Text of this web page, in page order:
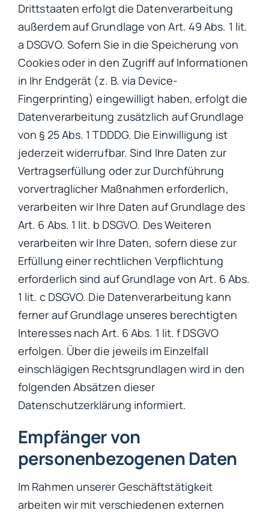
Drittstaaten erfolgt die Datenverarbeitung
außerdem auf Grundlage von Art. 49 Abs. 1 lit.
a DSGVO. Sofern Sie in die Speicherung von
Cookies oder in den Zugriff auf Informationen
in Ihr Endgerät (z. B. via Device-
Fingerprinting) eingewilligt haben, erfolgt die
Datenverarbeitung zusätzlich auf Grundlage
von § 25 Abs. 1 TDDDG. Die Einwilligung ist
jederzeit widerrufbar. Sind Ihre Daten zur
Vertragserfüllung oder zur Durchführung
vorvertraglicher Maßnahmen erforderlich,
verarbeiten wir Ihre Daten auf Grundlage des
Art. 6 Abs. 1 lit. b DSGVO. Des Weiteren
verarbeiten wir Ihre Daten, sofern diese zur
Erfüllung einer rechtlichen Verpflichtung
erforderlich sind auf Grundlage von Art. 6 Abs.
1 lit. c DSGVO. Die Datenverarbeitung kann
ferner auf Grundlage unseres berechtigten
Interesses nach Art. 6 Abs. 1 lit. f DSGVO
erfolgen. Über die jeweils im Einzelfall
einschlägigen Rechtsgrundlagen wird in den
folgenden Absätzen dieser
Datenschutzerklärung informiert.
Empfänger von
personenbezogenen Daten
Im Rahmen unserer Geschäftstätigkeit
arbeiten wir mit verschiedenen externen